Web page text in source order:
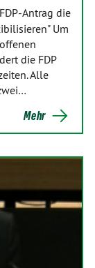
Antrag die
Um
die FDP
Alle
Mehr